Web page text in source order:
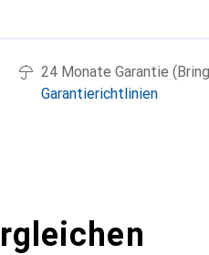
24 Monate Garantie
Garantierichtlinien